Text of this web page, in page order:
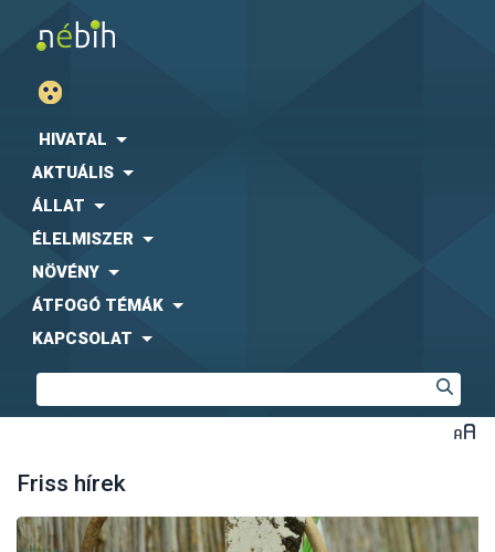
HIVATAL
AKTUÁLIS
ÁLLAT
ÉLELMISZER
NÖVÉNY
ÁTFOGÓ TÉMÁK
KAPCSOLAT
Friss hírek